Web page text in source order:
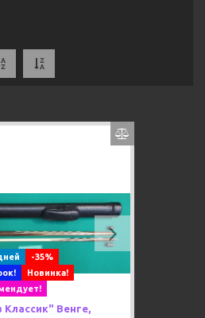
-35%
Новинка!
Венге,